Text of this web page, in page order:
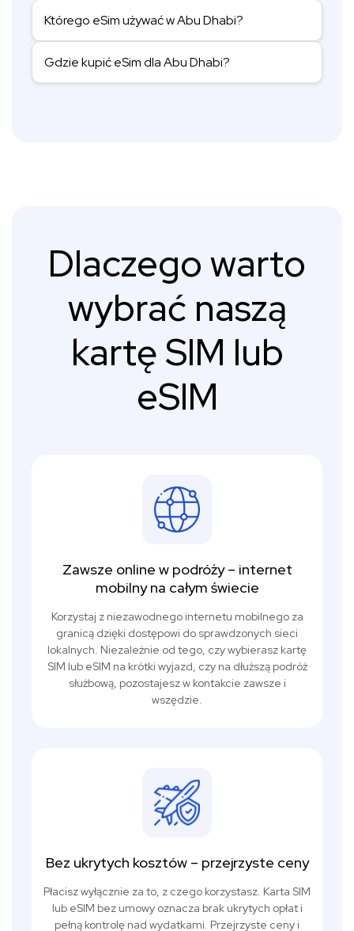
Którego eSim używać w Abu Dhabi?
Gdzie kupić eSim dla Abu Dhabi?
Dlaczego warto
wybrać naszą
kartę SIM lub
eSIM
Zawsze online w podróży – internet
mobilny na całym świecie
Korzystaj z niezawodnego internetu mobilnego za
granicą dzięki dostępowi do sprawdzonych sieci
lokalnych. Niezależnie od tego, czy wybierasz kartę
SIM lub eSIM na krótki wyjazd, czy na dłuższą podróż
służbową, pozostajesz w kontakcie zawsze i
wszędzie.
Bez ukrytych kosztów – przejrzyste ceny
Płacisz wyłącznie za to, z czego korzystasz. Karta SIM
lub eSIM bez umowy oznacza brak ukrytych opłat i
pełną kontrolę nad wydatkami. Przejrzyste ceny i